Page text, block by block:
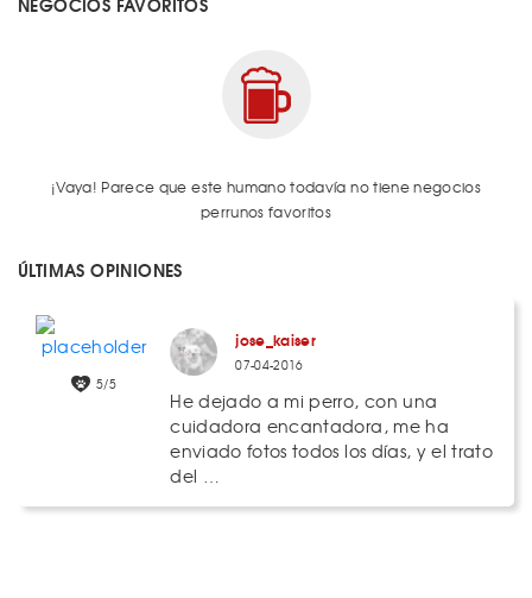
¡Vaya! Parece que este humano todavía no tiene negocios
perrunos favoritos
ÚLTIMAS OPINIONES
5/5
jose_kaiser
07-04-2016
He dejado a mi perro, con una
cuidadora encantadora, me ha
enviado fotos todos los días, y el trato
del …